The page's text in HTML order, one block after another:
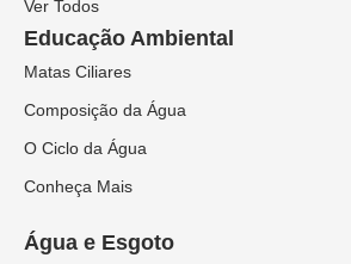
Ver Todos
Educação Ambiental
Matas Ciliares
Composição da Água
O Ciclo da Água
Conheça Mais
Água e Esgoto